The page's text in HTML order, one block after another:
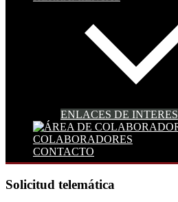
ENLACES DE INTERES
COLABORADORES
CONTACTO
Solicitud telemática